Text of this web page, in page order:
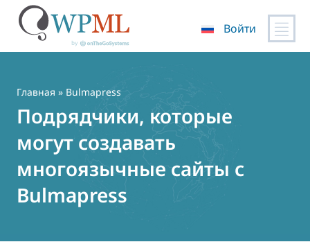
содержимому
Войти
Главная » Bulmapress
Подрядчики, которые
могут создавать
многоязычные сайты с
Bulmapress